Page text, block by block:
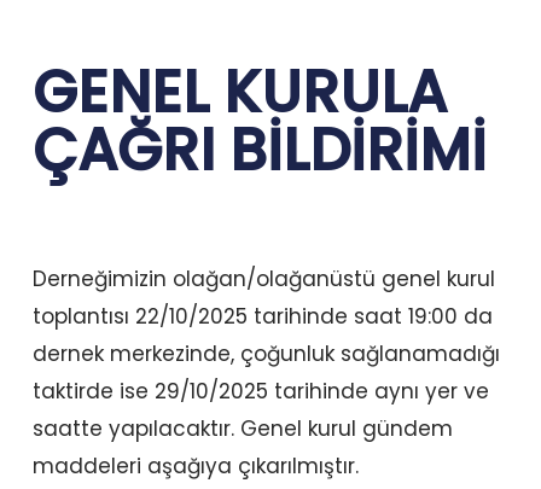
GENEL KURULA
ÇAĞRI BİLDİRİMİ
Derneğimizin olağan/olağanüstü genel kurul
toplantısı 22/10/2025 tarihinde saat 19:00 da
dernek merkezinde, çoğunluk sağlanamadığı
taktirde ise 29/10/2025 tarihinde aynı yer ve
saatte yapılacaktır. Genel kurul gündem
maddeleri aşağıya çıkarılmıştır.